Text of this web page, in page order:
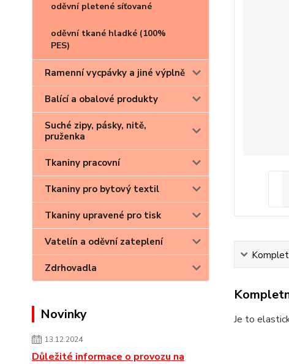
oděvní pletené síťované
oděvní tkané hladké (100%
PES)
Ramenní vycpávky a jiné výplně
Balící a obalové produkty
Suché zipy, pásky, nitě,
pruženka
Tkaniny pracovní
Tkaniny pro bytový textil
Tkaniny upravené pro tisk
Vatelín a oděvní zateplení
Zdrhovadla
Novinky
13.12.2024
Důležité informace o provozu na
Je to